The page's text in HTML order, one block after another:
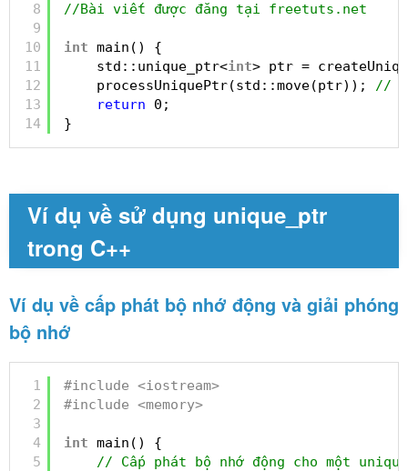
8
9
10
11
12
13
14
//Bài viết được đăng tại freetuts.net
int main() {
std::unique_ptr<int> ptr =
processUniquePtr(std::move(ptr)); //
return
0;
}
Ví dụ về sử dụng unique_ptr
trong C++
Ví dụ về cấp phát bộ nhớ động và giải phóng
bộ nhớ
1
2
3
4
5
#include <iostream>
#include <memory>
int main() {
// Cấp phát bộ nhớ động cho một